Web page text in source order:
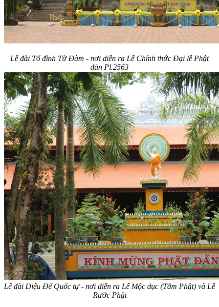
Lễ đài Tổ đình Từ Đàm - nơi diễn ra Lễ Chính thức Đại lễ Phật
đản Pl.2563
Lễ đài Diệu Đế Quốc tự - nơi diễn ra Lễ Mộc dục (Tắm Phật) và Lễ
Rước Phật